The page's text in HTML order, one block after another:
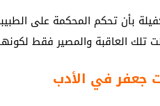
بأن تحكم المحكمة على
تلك العاقبة والمصير فقط
جعفر في الأدب